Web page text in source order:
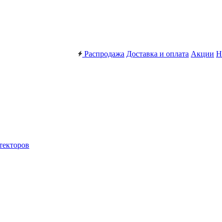
Распродажа Доставка и оплата Акции